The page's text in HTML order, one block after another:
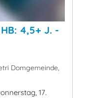
4,5+ J. -
Domgemeinde,
17.